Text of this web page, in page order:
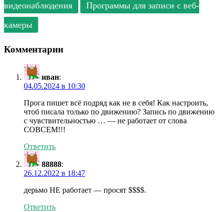
видеонаблюдения
Программы для записи с веб-
камеры
Комментарии
иван:
04.05.2024 в 10:30
Прога пишет всё подряд как не в себя! Как настроить,
чтоб писала только по движению? Запись по движению
с чувствительностью … — не работает от слова
СОВСЕМ!!!
Ответить
88888:
26.12.2022 в 18:47
дерьмо НЕ работает — просят $$$$.
Ответить